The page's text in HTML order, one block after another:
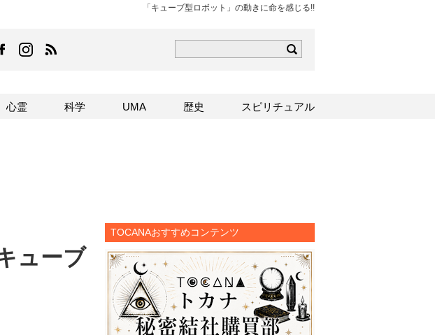
「キューブ型ロボット」の動きに命を感じる!!
TOCANAのFacebookはこちら
TOCANAのinstagramはこちら
ューブ
TOCANAおすすめコンテンツ
心霊 科学 UMA 歴史 スピリチュアル